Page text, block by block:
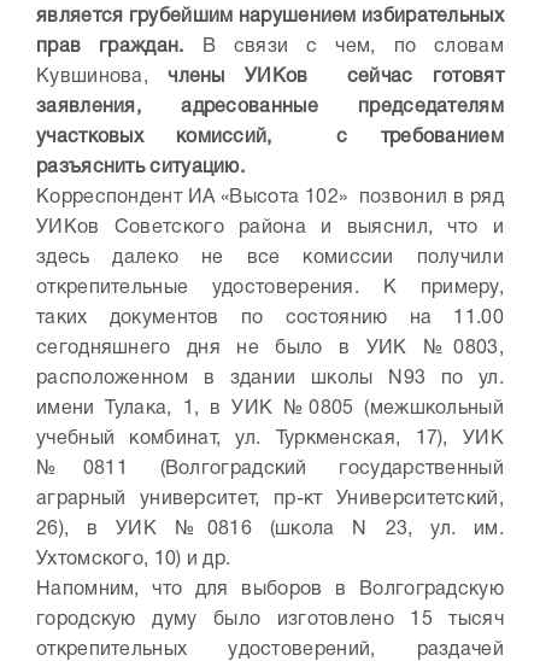
является грубейшим нарушением избирательных
прав граждан.
В связи с чем, по словам
Кувшинова,члены УИКов сейчас готовят
заявления, адресованные председателям
участковых комиссий, с требованием
разъяснить ситуацию.
Корреспондент ИА «Высота 102» позвонил в ряд
УИКов Советского района и выяснил, что и
здесь далеко не все комиссии получили
открепительные удостоверения. К примеру,
таких документов по состоянию на 11.00
сегодняшнего дня не было в УИК №0803,
расположенном в здании школы N93 по ул.
имени Тулака, 1, в УИК №0805 (межшкольный
учебный комбинат, ул. Туркменская, 17), УИК
№0811 (Волгоградский государственный
аграрный университет, пр-кт Университетский,
26), в УИК №0816 (школа N 23, ул. им.
Ухтомского, 10) и др.
Напомним, что для выборов в Волгоградскую
городскую думу было изготовлено 15 тысяч
открепительных удостоверений, раздачей